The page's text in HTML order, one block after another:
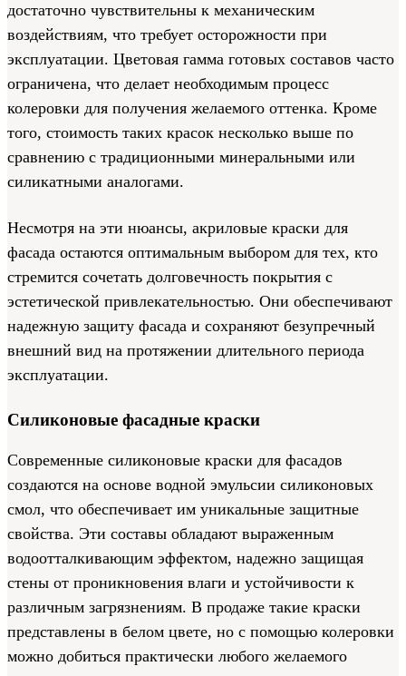
достаточно чувствительны к механическим
воздействиям, что требует осторожности при
эксплуатации. Цветовая гамма готовых составов часто
ограничена, что делает необходимым процесс
колеровки для получения желаемого оттенка. Кроме
того, стоимость таких красок несколько выше по
сравнению с традиционными минеральными или
силикатными аналогами.
Несмотря на эти нюансы, акриловые краски для
фасада остаются оптимальным выбором для тех, кто
стремится сочетать долговечность покрытия с
эстетической привлекательностью. Они обеспечивают
надежную защиту фасада и сохраняют безупречный
внешний вид на протяжении длительного периода
эксплуатации.
Силиконовые фасадные краски
Современные силиконовые краски для фасадов
создаются на основе водной эмульсии силиконовых
смол, что обеспечивает им уникальные защитные
свойства. Эти составы обладают выраженным
водоотталкивающим эффектом, надежно защищая
стены от проникновения влаги и устойчивости к
различным загрязнениям. В продаже такие краски
представлены в белом цвете, но с помощью колеровки
можно добиться практически любого желаемого